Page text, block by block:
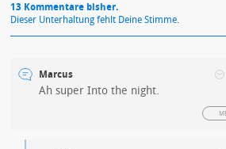
13 Kommentare bisher.
Dieser Unterhaltung fehlt Deine Stimme.
Marcus
Ah super Into the night.